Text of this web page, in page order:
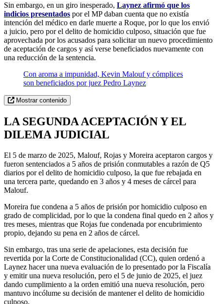
Sin embargo, en un giro inesperado, Laynez afirmó que los
indicios presentados por el MP daban cuenta que no existía
intención del médico en darle muerte a Roque, por lo que los envió
a juicio, pero por el delito de homicidio culposo, situación que fue
aprovechada por los acusados para solicitar un nuevo procedimiento
de aceptación de cargos y así verse beneficiados nuevamente con
una reducción de la sentencia.
Con aroma a impunidad, Kevin Malouf y cómplices
son beneficiados por juez Pedro Laynez
Mostrar contenido
LA SEGUNDA ACEPTACIÓN Y EL
DILEMA JUDICIAL
El 5 de marzo de 2025, Malouf, Rojas y Moreira aceptaron cargos y
fueron sentenciados a 5 años de prisión conmutables a razón de Q5
diarios por el delito de homicidio culposo, la que fue rebajada en
una tercera parte, quedando en 3 años y 4 meses de cárcel para
Malouf.
Moreira fue condena a 5 años de prisión por homicidio culposo en
grado de complicidad, por lo que la condena final quedo en 2 años y
tres meses, mientras que Rojas fue condenada por encubrimiento
propio, dejando su pena en 2 años de cárcel.
Sin embargo, tras una serie de apelaciones, esta decisión fue
revertida por la Corte de Constitucionalidad (CC), quien ordenó a
Laynez hacer una nueva evaluación de lo presentado por la Fiscalía
y emitir una nueva resolución, pero el 5 de junio de 2025, el juez
dando cumplimiento a la orden emitió una nueva resolución, pero
mantuvo incólume su decisión de mantener el delito de homicidio
culposo.